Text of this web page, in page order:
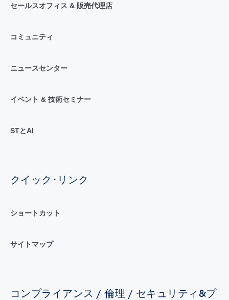
セールスオフィス & 販売代理店
コミュニティ
ニュースセンター
イベント & 技術セミナー
STとAI
クイック･リンク
ショートカット
サイトマップ
コンプライアンス / 倫理 / セキュリティ&プ